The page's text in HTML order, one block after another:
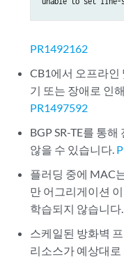
PR1492162
CB1에서 오프라인
기 또는 장애로 인
PR1497592
BGP SR-TE를 통
않을 수 있습니다.
플러딩 중에 MAC
만 어그리게이션
학습되지 않습니다.
스케일된 방화벽
리소스가 예상대